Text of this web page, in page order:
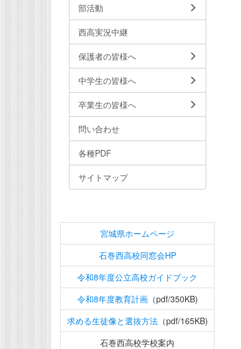
部活動
西高実況中継
保護者の皆様へ
中学生の皆様へ
卒業生の皆様へ
問い合わせ
各種PDF
サイトマップ
宮城県ホームページ
石巻西高校同窓会HP
令和8年度公立高校ガイドブック
令和8年度教育計画（pdf/350KB)
求める生徒像と選抜方法（pdf/165KB)
石巻西高校学校案内